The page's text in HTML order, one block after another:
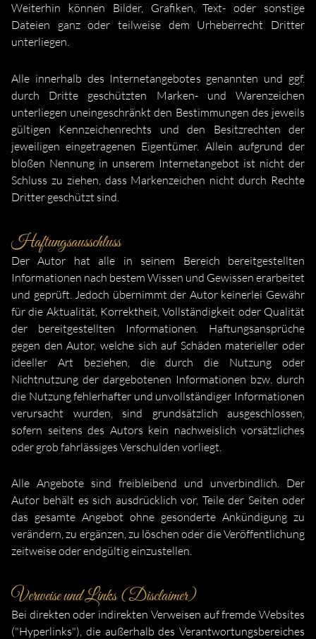
Weiterhin können Bilder, Grafiken, Text- oder sonstige
Dateien ganz oder teilweise dem Urheberrecht Dritter
unterliegen.
Alle innerhalb des Internetangebotes genannten und ggf.
durch Dritte geschützten Marken- und Warenzeichen
unterliegen uneingeschränkt den Bestimmungen des jeweils
gültigen Kennzeichenrechts und den Besitzrechten der
jeweiligen eingetragenen Eigentümer. Allein aufgrund der
bloßen Nennung in unserem Internetangebot ist nicht der
Schluss zu ziehen, dass Markenzeichen nicht durch Rechte
Dritter geschützt sind.
Haftungsausschluss
Der Autor hat alle in seinem Bereich bereitgestellten
Informationen nach bestem Wissen und Gewissen erarbeitet
und geprüft. Jedoch übernimmt der Autor keinerlei Gewähr
für die Aktualität, Korrektheit, Vollständigkeit oder Qualität
der bereitgestellten Informationen. Haftungsansprüche
gegen den Autor, welche sich auf Schäden materieller oder
ideeller Art beziehen, die durch die Nutzung oder
Nichtnutzung der dargebotenen Informationen bzw. durch
die Nutzung fehlerhafter und unvollständiger Informationen
verursacht wurden, sind grundsätzlich ausgeschlossen,
sofern seitens des Autors kein nachweislich vorsätzliches
oder grob fahrlässiges Verschulden vorliegt.
Alle Angebote sind freibleibend und unverbindlich. Der
Autor behält es sich ausdrücklich vor, Teile der Seiten oder
das gesamte Angebot ohne gesonderte Ankündigung zu
verändern, zu ergänzen, zu löschen oder die Veröffentlichung
zeitweise oder endgültig einzustellen.
Verweise und Links (Disclaimer)
Bei direkten oder indirekten Verweisen auf fremde Websites
("Hyperlinks"), die außerhalb des Verantwortungsbereiches